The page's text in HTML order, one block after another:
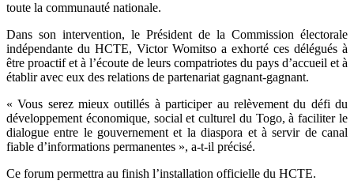
toute la communauté nationale.
Dans son intervention, le Président de la Commission électorale
indépendante du HCTE, Victor Womitso a exhorté ces délégués à
être proactif et à l’écoute de leurs compatriotes du pays d’accueil et à
établir avec eux des relations de partenariat gagnant-gagnant.
« Vous serez mieux outillés à participer au relèvement du défi du
développement économique, social et culturel du Togo, à faciliter le
dialogue entre le gouvernement et la diaspora et à servir de canal
fiable d’informations permanentes », a-t-il précisé.
Ce forum permettra au finish l’installation officielle du HCTE.